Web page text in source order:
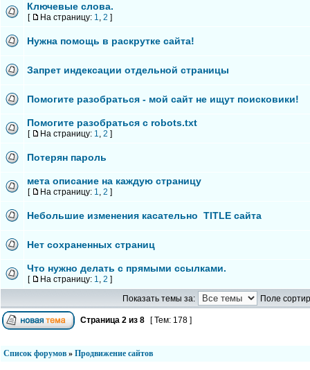
Ключевые слова.
[ На страницу: 1, 2 ]
Нужна помощь в раскрутке сайта!
Запрет индексации отдельной страницы
Помогите разобраться - мой сайт не ищут поисковики!
Помогите разобраться с robots.txt
[ На страницу: 1, 2 ]
Потерян пароль
мета описание на каждую страницу
[ На страницу: 1, 2 ]
Небольшие изменения касательно TITLE сайта
Нет сохраненных страниц
Что нужно делать с прямыми ссылками.
[ На страницу: 1, 2 ]
Показать темы за:
Поле
Страница 2 из 8 [ Тем: 178 ]
Список форумов » Продвижение сайтов